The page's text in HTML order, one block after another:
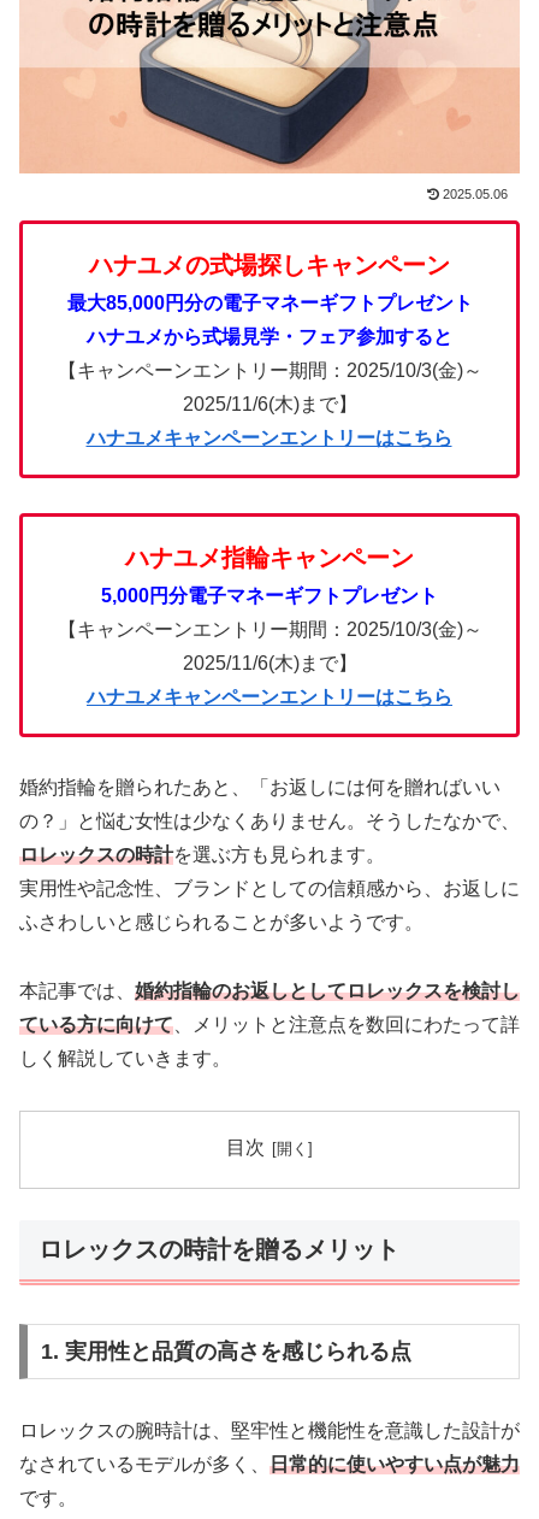
2025.05.06
ハナユメの式場探しキャンペーン
最大85,000円分の電子マネーギフトプレゼント
ハナユメから式場見学・フェア参加すると
【キャンペーンエントリー期間：2025/10/3(金)～
2025/11/6(木)まで】
ハナユメキャンペーンエントリーはこちら
ハナユメ指輪キャンペーン
5,000円分電子マネーギフトプレゼント
【キャンペーンエントリー期間：2025/10/3(金)～
2025/11/6(木)まで】
ハナユメキャンペーンエントリーはこちら
婚約指輪を贈られたあと、「お返しには何を贈ればいい
の？」と悩む女性は少なくありません。そうしたなかで、
ロレックスの時計を選ぶ方も見られます。
実用性や記念性、ブランドとしての信頼感から、お返しに
ふさわしいと感じられることが多いようです。
本記事では、 婚約指輪のお返しとしてロレックスを検討し
ている方に向けて 、メリットと注意点を数回にわたって詳
しく解説していきます。
目次
ロレックスの時計を贈るメリット
1. 実用性と品質の高さを感じられる点
ロレックスの腕時計は、堅牢性と機能性を意識した設計が
なされているモデルが多く、 日常的に使いやすい点が魅力
です。